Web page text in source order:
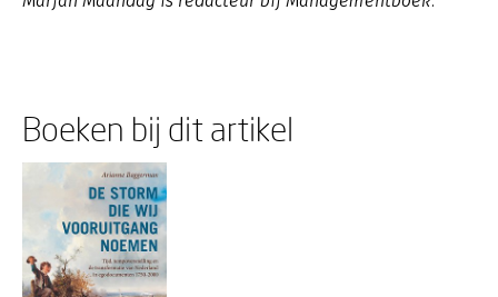
Boeken bij dit artikel